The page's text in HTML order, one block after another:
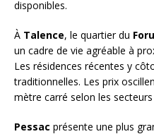
disponibles.
À Talence, le quartier du
un cadre de vie agréable à
Les résidences récentes y
traditionnelles. Les prix
mètre carré selon les
Pessac présente une plus